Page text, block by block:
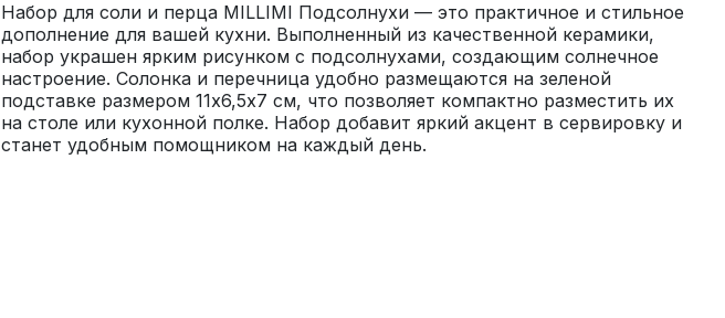
Набор для соли и перца MILLIMI Подсолнухи — это практичное и стильное
дополнение для вашей кухни. Выполненный из качественной керамики,
набор украшен ярким рисунком с подсолнухами, создающим солнечное
настроение. Солонка и перечница удобно размещаются на зеленой
подставке размером 11х6,5х7 см, что позволяет компактно разместить их
на столе или кухонной полке. Набор добавит яркий акцент в сервировку и
станет удобным помощником на каждый день.